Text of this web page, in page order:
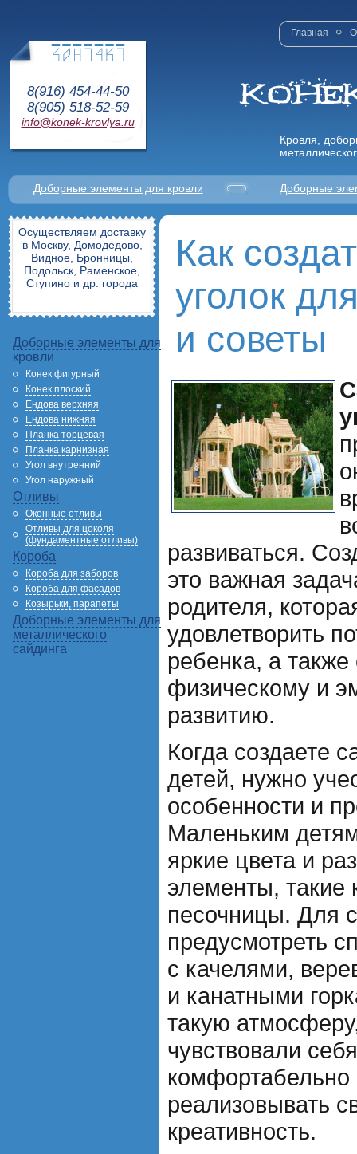
8(916) 454-44-50
8(905) 518-52-59
info@konek-krovlya.ru
Главная О
Кровля,
Доборные элементы для кровли Доборные
Осуществляем доставку
в Москву, Домодедово,
Видное, Бронницы,
Подольск, Раменское,
Ступино и др. города
Доборные элементы для
кровли
Конек фигурный
Конек плоский
Ендова верхняя
Ендова нижняя
Планка торцевая
Планка карнизная
Угол внутренний
Угол наружный
Отливы
Оконные отливы
Отливы для цоколя
(фундаментные отливы)
Короба
Короба для заборов
Короба для фасадов
Козырьки, парапеты
Доборные элементы для
металлического
сайдинга
Как
уголок
и советы
развиваться.
это важная
родителя,
удовлетворить
ребенка, а также
физическому и
развитию.
Когда создаете
детей, нужно
особенности и
Маленьким
яркие цвета и
элементы, такие
песочницы. Для
предусмотреть
с качелями,
и канатными
такую
чувствовали
реализовывать
креативность.